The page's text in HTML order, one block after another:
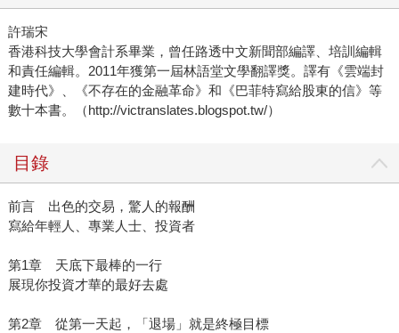
許瑞宋
香港科技大學會計系畢業，曾任路透中文新聞部編譯、培訓編輯
和責任編輯。2011年獲第一屆林語堂文學翻譯獎。譯有《雲端封
建時代》、《不存在的金融革命》和《巴菲特寫給股東的信》等
數十本書。（http://victranslates.blogspot.tw/）
目錄
前言 出色的交易，驚人的報酬
寫給年輕人、專業人士、投資者
第1章 天底下最棒的一行
展現你投資才華的最好去處
第2章 從第一天起，「退場」就是終極目標